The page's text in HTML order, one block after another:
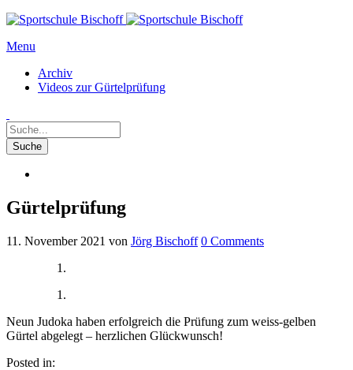
Menu
Archiv
Videos zur Gürtelprüfung
Gürtelprüfung
11. November 2021 von Jörg Bischoff 0 Comments
Neun Judoka haben erfolgreich die Prüfung zum weiss-gelben
Gürtel abgelegt – herzlichen Glückwunsch!
Posted in: